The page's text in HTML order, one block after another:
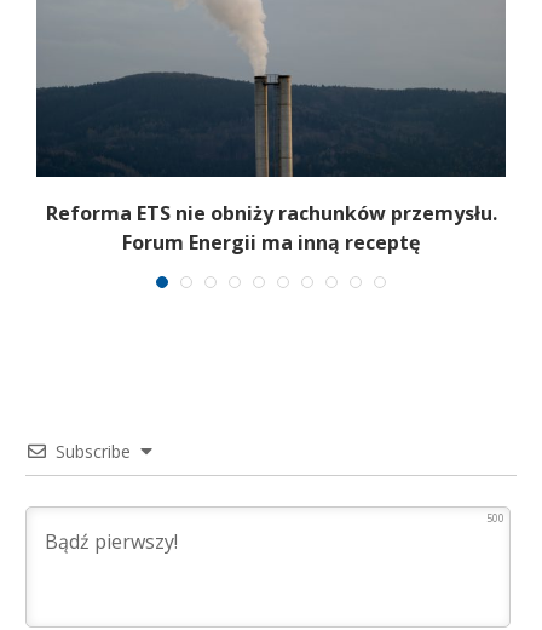
Reforma ETS nie obniży rachunków przemysłu.
Forum Energii ma inną receptę
Subscribe
500